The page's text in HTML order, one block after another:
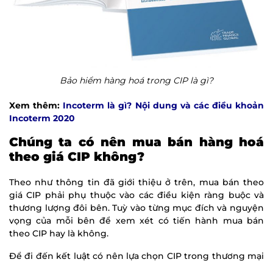
Bảo hiểm hàng hoá trong CIP là gì?
Xem thêm: Incoterm là gì? Nội dung và các điều khoản
Incoterm 2020
Chúng ta có nên mua bán hàng hoá
theo giá CIP không?
Theo như thông tin đã giới thiệu ở trên, mua bán theo
giá CIP phải phụ thuộc vào các điều kiện ràng buộc và
thương lượng đôi bên. Tuỳ vào từng mục đích và nguyện
vọng của mỗi bên để xem xét có tiến hành mua bán
theo CIP hay là không.
Để đi đến kết luật có nên lựa chọn CIP trong thương mại